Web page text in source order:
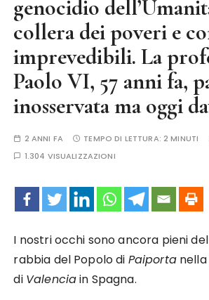
genocidio
collera dei poveri e
imprevedibili. La
Paolo VI, 57 anni fa,
inosservata ma oggi
2 ANNI FA TEMPO DI LETTURA:2 MINUTI
1.304 VISUALIZZAZIONI
I nostri occhi sono ancora pieni
rabbia del Popolo di Paiportanella
di Valenciain Spagna.